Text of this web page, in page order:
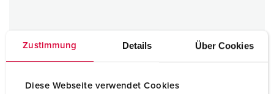
Zustimmung Details Über Cookies
Diese Webseite verwendet Cookies